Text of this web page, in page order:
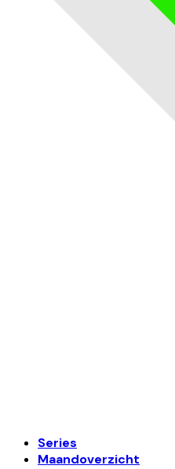
Series
Maandoverzicht